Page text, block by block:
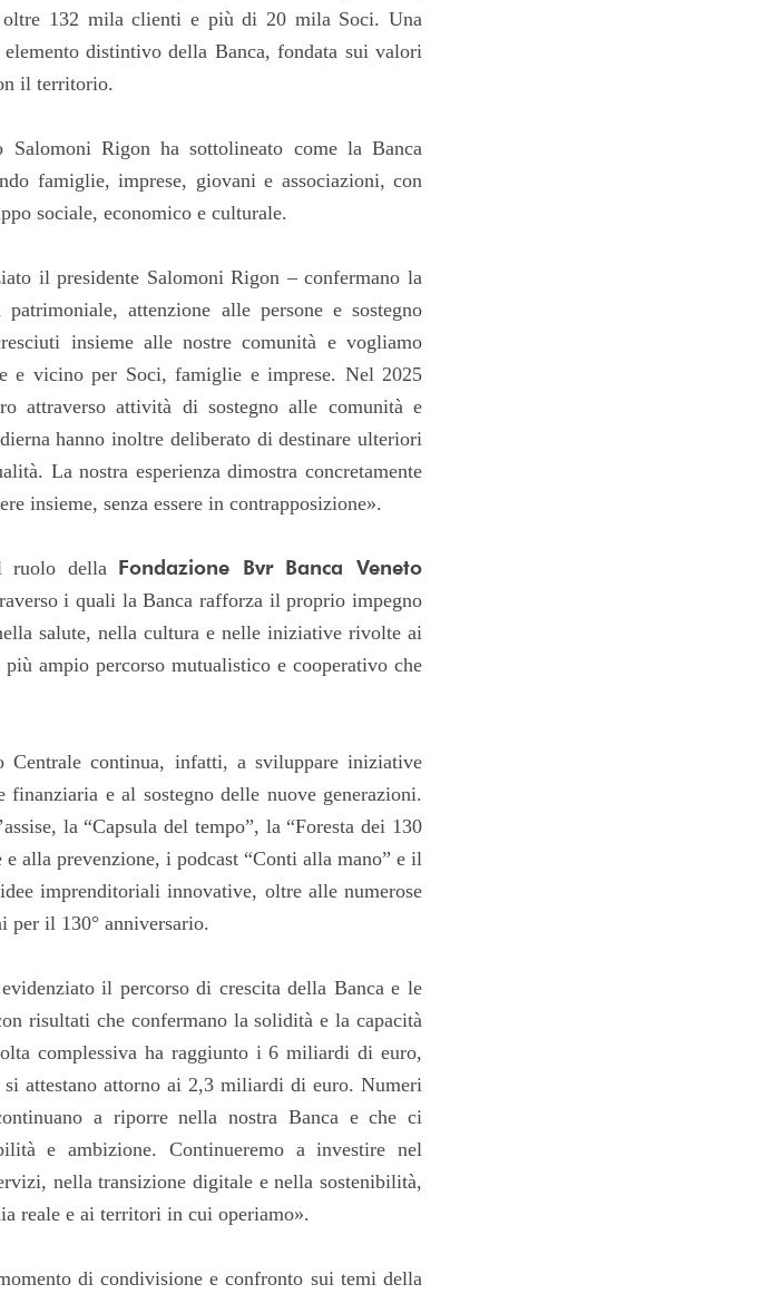
132 mila clienti e più di 20 mila Soci. Una
distintivo della Banca, fondata sui valori
il territorio.
Rigon ha sottolineato come la Banca
famiglie, imprese, giovani e associazioni, con
sociale, economico e culturale.
il presidente Salomoni Rigon – confermano la
attenzione alle persone e sostegno
insieme alle nostre comunità e vogliamo
e vicino per Soci, famiglie e imprese. Nel 2025
attraverso attività di sostegno alle comunità e
hanno inoltre deliberato di destinare ulteriori
La nostra esperienza dimostra concretamente
insieme, senza essere in contrapposizione».
ruolo della Fondazione Bvr Banca Veneto
i quali la Banca rafforza il proprio impegno
salute, nella cultura e nelle iniziative rivolte ai
ampio percorso mutualistico e cooperativo che
continua, infatti, a sviluppare iniziative
e al sostegno delle nuove generazioni.
la “Capsula del tempo”, la “Foresta dei 130
alla prevenzione, i podcast “Conti alla mano” e il
imprenditoriali innovative, oltre alle numerose
per il 130° anniversario.
il percorso di crescita della Banca e le
risultati che confermano la solidità e la capacità
complessiva ha raggiunto i 6 miliardi di euro,
attestano attorno ai 2,3 miliardi di euro. Numeri
a riporre nella nostra Banca e che ci
e ambizione. Continueremo a investire nel
nella transizione digitale e nella sostenibilità,
reale e ai territori in cui operiamo».
di condivisione e confronto sui temi della